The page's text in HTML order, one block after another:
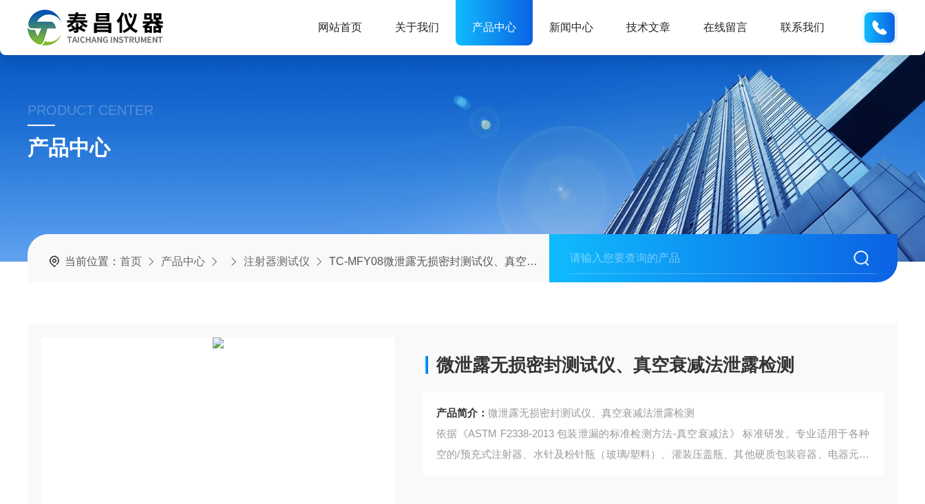
网站首页 关于我们 产品中心 新闻中心 技术文章 在线留言 联系我们
PRODUCT CENTER
产品中心
当前位置：首页 产品中心 注射器测试仪 TC-MFY08微泄露无损密封测试仪、真空衰减法泄露检测
微泄露无损密封测试仪、真空衰减法泄露检测
产品简介：微泄露无损密封测试仪、真空衰减法泄露检测
依据《ASTM F2338-2013 包装泄漏的标准检测方法-真空衰减法》 标准研发。专业适用于各种
空的/预充式注射器、水针及粉针瓶（玻璃/塑料）、灌装压盖瓶、其他硬质包装容器、电器元件